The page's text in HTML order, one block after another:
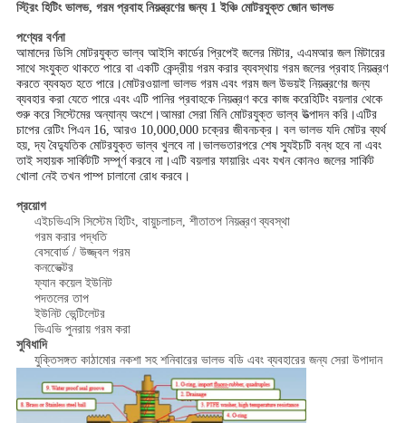
স্ট্রিং হিটিং ভালভ, গরম প্রবাহ নিয়ন্ত্রণের জন্য 1 ইঞ্চি মোটরযুক্ত জোন ভালভ
পণ্যের বর্ণনা
আমাদের ডিসি মোটরযুক্ত ভাল্ব আইসি কার্ডের প্রিপেই জলের মিটার, এএমআর জল মিটারের
সাথে সংযুক্ত থাকতে পারে বা একটি কেন্দ্রীয় গরম করার ব্যবস্থায় গরম জলের প্রবাহ নিয়ন্ত্রণ
করতে ব্যবহৃত হতে পারে।মোটরওয়ালা ভালভ গরম এবং গরম জল উভয়ই নিয়ন্ত্রণের জন্য
ব্যবহার করা যেতে পারে এবং এটি পানির প্রবাহকে নিয়ন্ত্রণ করে কাজ করেহিটিং বয়লার থেকে
শুরু করে সিস্টেমের অন্যান্য অংশে।আমরা সেরা মিনি মোটরযুক্ত ভাল্ব উত্পাদন করি।এটির
চাপের রেটিং পিএন 16, আরও 10,000,000 চক্রের জীবনচক্র। বল ভালভ যদিমোটর ব্যর্থ
হয়, দ্যবৈদ্যুতিক মোটরযুক্ত ভাল্ব খুলবে না।ভালভতারপরে শেষ স্যুইচটি বন্ধ হবে না এবং
তাই সহায়ক সার্কিটটি সম্পূর্ণ করবে না।এটি বয়লার ফায়ারিং এবং যখন কোনও জলের সার্কিট
খোলা নেই তখন পাম্প চালানো রোধ করবে।
প্রয়োগ
এইচভিএসি সিস্টেম হিটিং, বায়ুচলাচল, শীতাতপ নিয়ন্ত্রণ ব্যবস্থা
গরম করার পদ্ধতি
বেসবোর্ড / উজ্জ্বল গরম
কনভেেক্টর
ফ্যান কয়েল ইউনিট
পদতলের তাপ
ইউনিট ভেন্টিলেটর
ভিএভি পুনরায় গরম করা
সুবিধাদি
যুক্তিসঙ্গত কাঠামোর নকশা সহ শনিবারের ভালভ বডি এবং ব্যবহারের জন্য সেরা উপাদান